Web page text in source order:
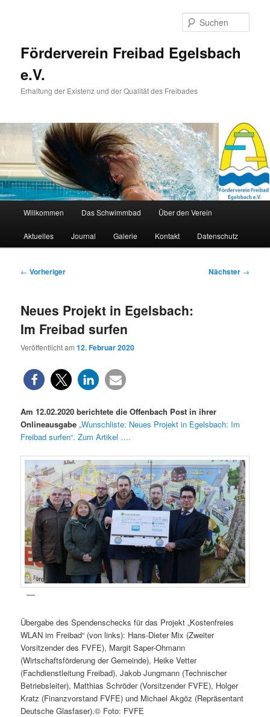
Förderverein Freibad Egelsbach
e.V.
Erhaltung der Existenz und der Qualität des Freibades
Willkommen Das Schwimmbad Über den Verein
Aktuelles Journal Galerie Kontakt Datenschutz
Beitragsnavigation
← Vorheriger Nächster →
Neues Projekt in Egelsbach:
Im Freibad surfen
Veröffentlicht am12. Februar 2020
Am 12.02.2020 berichtete die Offenbach Post in ihrer
Onlineausgabe„Wunschliste: Neues Projekt in Egelsbach: Im
Freibad surfen“. Zum Artikel ….
Übergabe des Spendenschecks für das Projekt „Kostenfreies
WLAN im Freibad“ (von links): Hans-Dieter Mix (Zweiter
Vorsitzender des FVFE), Margit Saper-Ohmann
(Wirtschaftsförderung der Gemeinde), Heike Vetter
(Fachdienstleitung Freibad), Jakob Jungmann (Technischer
Betriebsleiter), Matthias Schröder (Vorsitzender FVFE), Holger
Kratz (Finanzvorstand FVFE) und Michael Akgöz (Repräsentant
Deutsche Glasfaser).© Foto: FVFE